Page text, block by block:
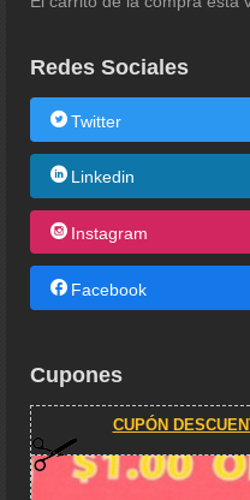
Redes Sociales
Twitter
Linkedin
Instagram
Facebook
Cupones
CUPÓN